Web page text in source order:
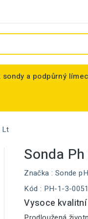
sondy a podpůrný límec
Lt
Sonda
Značka : Sonde
Kód : PH-1-3-0051
Vysoce